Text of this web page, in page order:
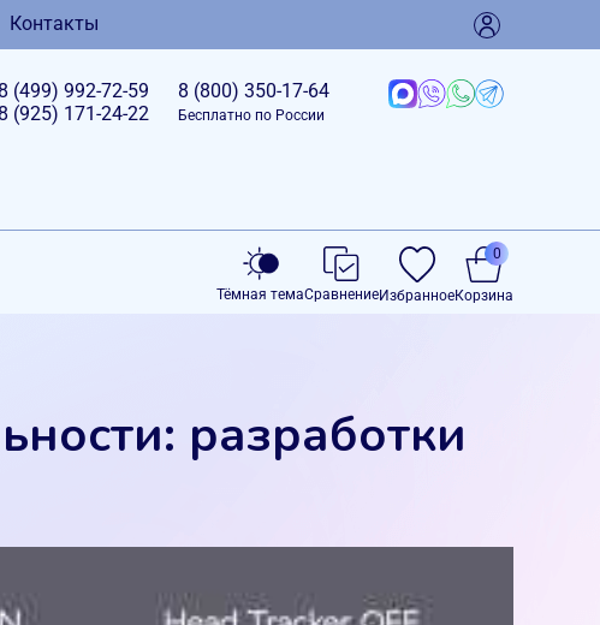
Контакты
8 (499) 992-72-59
8 (925) 171-24-22
8 (800) 350-17-64
Бесплатно по России
Тёмная темаСравнениеИзбранноеКорзина
0
разработки